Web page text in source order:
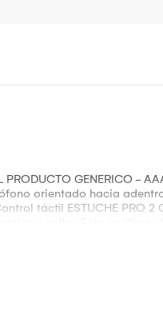
GENERICO -
orientado hacia
táctil ESTUCHE PRO